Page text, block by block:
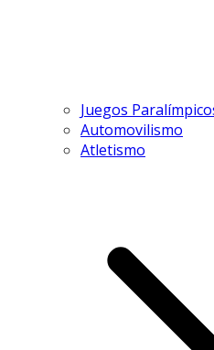
Juegos
Automovilismo
Atletismo